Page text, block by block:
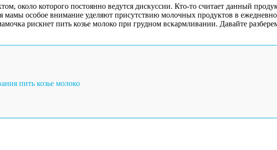
около которого постоянно ведутся дискуссии. Кто-то считает данный
мамы особое внимание уделяют присутствию молочных продуктов в
рискнет пить козье молоко при грудном вскармливании. Давайте
пить козье молоко